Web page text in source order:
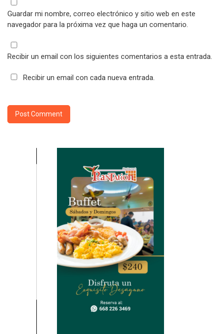
Guardar mi nombre, correo electrónico y sitio web en este
navegador para la próxima vez que haga un comentario.
Recibir un email con los siguientes comentarios a esta entrada.
Recibir un email con cada nueva entrada.